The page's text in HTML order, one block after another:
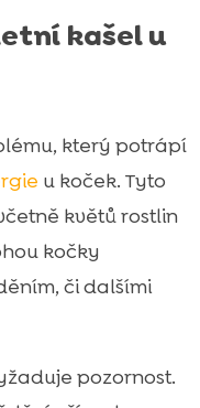
kašel u
který potrápí
u koček. Tyto
květů rostlin
kočky
či dalšími
pozornost.